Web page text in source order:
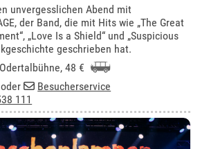
unvergesslichen Abend mit
der Band, die mit Hits wie „The Great
„Love Is a Shield“ und „Suspicious
geschrieben hat.
Odertalbühne, 48 €
oder
Besucherservice
111